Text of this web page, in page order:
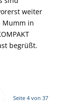
weiter
Mumm in
begrüßt.
Seite 4 von 37